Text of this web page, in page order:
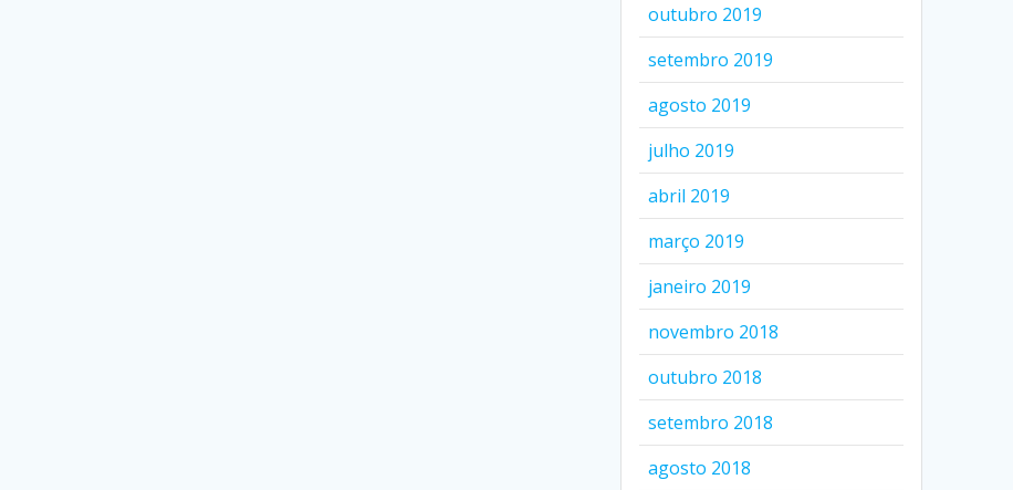
outubro 2019
setembro 2019
agosto 2019
julho 2019
abril 2019
março 2019
janeiro 2019
novembro 2018
outubro 2018
setembro 2018
agosto 2018